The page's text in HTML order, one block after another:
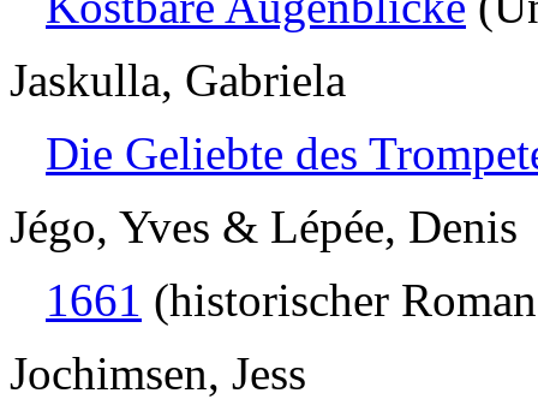
Jaskulla, Gabriela
Die Geliebte des
Jégo, Yves & Lépée, Denis
1661 (historischer
Jochimsen, Jess